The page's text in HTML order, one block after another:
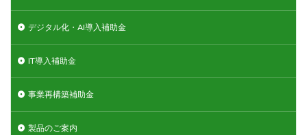
デジタル化・AI導入補助金
IT導入補助金
事業再構築補助金
製品のご案内